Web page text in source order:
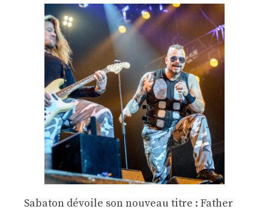
Sabaton dévoile son nouveau titre : Father